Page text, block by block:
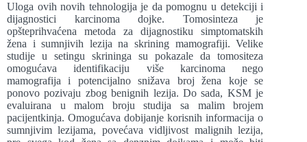
Uloga ovih novih tehnologija je da pomognu u detekciji i
dijagnostici karcinoma dojke. Tomosinteza je
opšteprihvaćena metoda za dijagnostiku simptomatskih
žena i sumnjivih lezija na skrining mamografiji. Velike
studije u setingu skrininga su pokazale da tomositeza
omogućava identifikaciju više karcinoma nego
mamografija i potencijalno snižava broj žena koje se
ponovo pozivaju zbog benignih lezija. Do sada, KSM je
evaluirana u malom broju studija sa malim brojem
pacijentkinja. Omogućava dobijanje korisnih informacija o
sumnjivim lezijama, povećava vidljivost malignih lezija,